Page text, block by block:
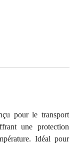
pour le transport
une protection
Idéal pour